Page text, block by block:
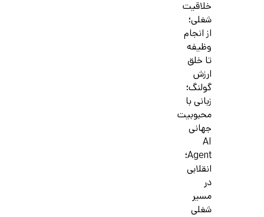
خلاقیت
شغلی؛
از انجام
وظیفه
تا خلق
ارزش
گولنگ؛
زبانی با
محبوبیت
جهانی
AI
Agent؛
انقلابی
در
مسیر
شغلی